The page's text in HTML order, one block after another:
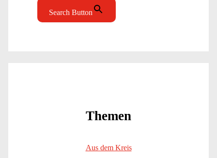
Search Button
Themen
Aus dem Kreis